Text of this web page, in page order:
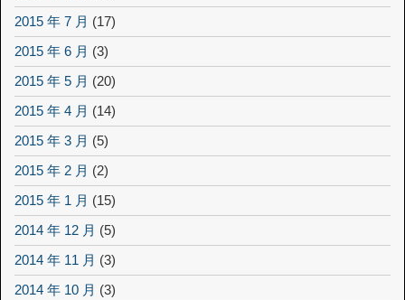
2015 年 7 月 (17)
2015 年 6 月 (3)
2015 年 5 月 (20)
2015 年 4 月 (14)
2015 年 3 月 (5)
2015 年 2 月 (2)
2015 年 1 月 (15)
2014 年 12 月 (5)
2014 年 11 月 (3)
2014 年 10 月 (3)